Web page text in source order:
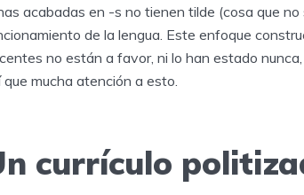
acabadas en -s no tienen tilde (cosa que
de la lengua. Este enfoque
no están a favor, ni lo han estado
que mucha atención a esto.
currículo